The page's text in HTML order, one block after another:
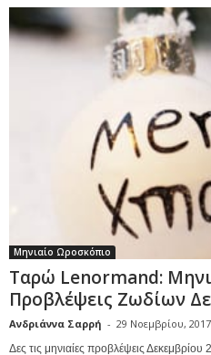
Μηνιαίο Ωροσκόπιο
Ταρώ Lenormand:
Προβλέψεις Ζωδίων
Ανδριάννα Σαρρή - 29 Νοεμβρίου, 2017
Δες τις μηνιαίες προβλέψεις